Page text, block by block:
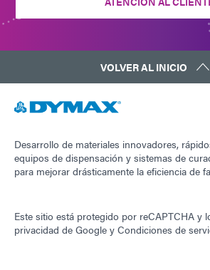
VOLVER AL INICIO
Desarrollo de materiales innovadores,
equipos de dispensación y sistemas de
para mejorar drásticamente la eficiencia de
Este sitio está protegido por reCAPTCHA y
privacidad de Google y Condiciones de